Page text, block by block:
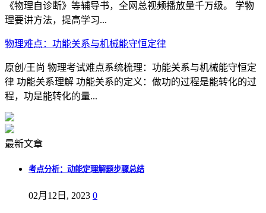
《物理自诊断》等辅导书，全网总视频播放量千万级。 学物
理要讲方法，提高学习...
物理难点：功能关系与机械能守恒定律
原创/王尚 物理考试难点系统梳理：功能关系与机械能守恒定
律 功能关系理解 功能关系的定义：做功的过程是能转化的过
程，功是能转化的量...
最新文章
考点分析：动能定理解题步骤总结
02月12日, 2023 0